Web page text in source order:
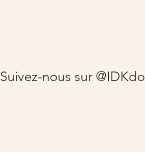
Suivez-nous sur @IDKdo